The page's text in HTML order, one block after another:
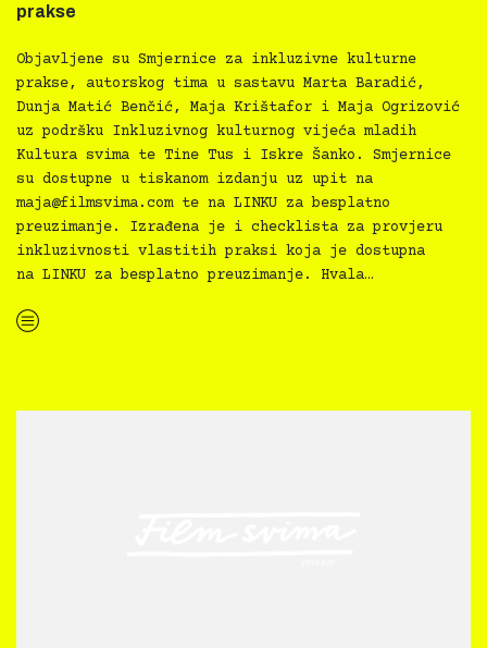
prakse
Objavljene su Smjernice za inkluzivne kulturne
prakse, autorskog tima u sastavu Marta Baradić,
Dunja Matić Benčić, Maja Krištafor i Maja Ogrizović
uz podršku Inkluzivnog kulturnog vijeća mladih
Kultura svima te Tine Tus i Iskre Šanko. Smjernice
su dostupne u tiskanom izdanju uz upit na
maja@filmsvima.comte na LINKU za besplatno
preuzimanje. Izrađena je i checklista za provjeru
inkluzivnosti vlastitih praksi koja je dostupna
na LINKU za besplatno preuzimanje. Hvala…
“Kultura svima — Smjernice za inkluzivne kulturne prakse”